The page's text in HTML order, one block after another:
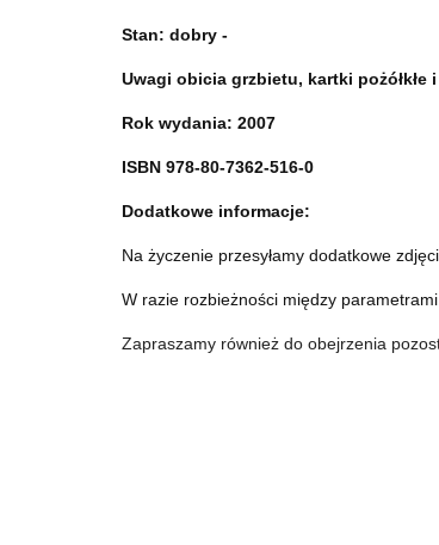
Stan: dobry -
Uwagi obicia grzbietu, kartki
Rok wydania: 2007
ISBN 978-80-7362-516-0
Dodatkowe informacje:
Na życzenie przesyłamy dodatkowe
W razie rozbieżności między
Zapraszamy również do obejrzenia